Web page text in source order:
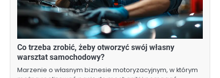
Co trzeba zrobić, żeby otworzyć swój własny
warsztat samochodowy?
Marzenie o własnym biznesie motoryzacyjnym, w którym